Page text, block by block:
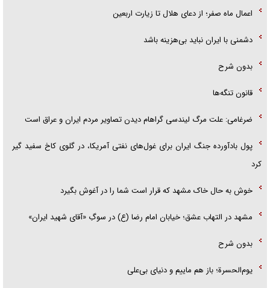
اعمال ماه صفر؛ از دعای هلال تا زیارت اربعین
دشمنی با ایران نباید بی‌هزینه باشد
بدون شرح
قانون تنگه‌ها
ضرغامی: علت مرگ لیندسی گراهام دیدن تصاویر مردم ایران و عراق است
پول بادآورده جنگ ایران برای غول‌های نفتی آمریکا، در گلوی کاخ سفید گیر
کرد
خوش به حال خاک مشهد که قرار است شما را در آغوش بگیرد
مشهد در التهاب عشق؛ خیابان امام رضا (ع) در سوگِ «آقای شهید ایران»
بدون شرح
یوم‌الحسرة؛ باز هم ماییم و دنیای بی‌علی